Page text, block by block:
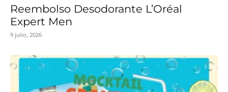
Reembolso Desodorante L’Oréal
Expert Men
9 julio, 2026